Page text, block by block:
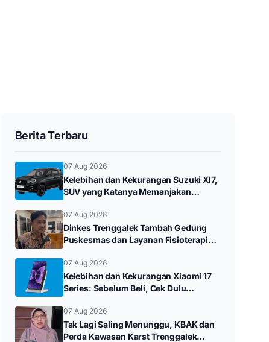
Berita Terbaru
07 Aug 2026
Kelebihan dan Kekurangan Suzuki Xl7,
SUV yang Katanya Memanjakan
07 Aug 2026
Dinkes Trenggalek Tambah Gedung
Puskesmas dan Layanan Fisioterapi
07 Aug 2026
Kelebihan dan Kekurangan Xiaomi 17
Series: Sebelum Beli, Cek Dulu
07 Aug 2026
Tak Lagi Saling Menunggu, KBAK dan
Perda Kawasan Karst Trenggalek